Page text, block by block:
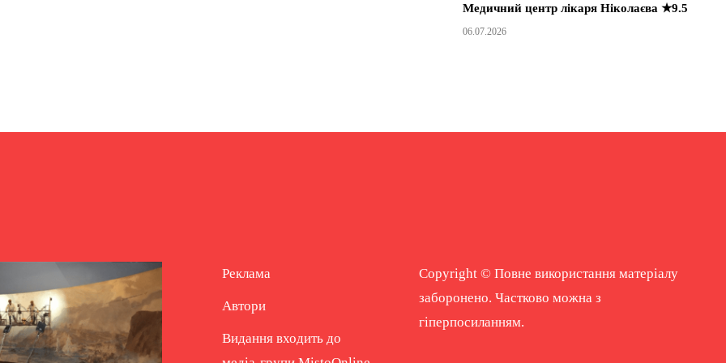
Медичний центр лікаря Ніколаєва ★9.5
06.07.2026
Реклама
Автори
Видання входить до
Copyright © Повне використання матеріалу
заборонено. Частково можна з
гіперпосиланням.